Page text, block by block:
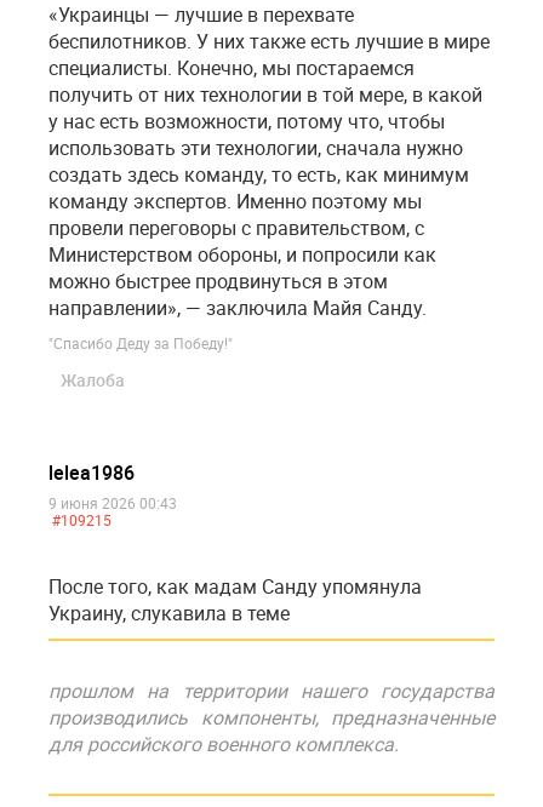
«Украинцы — лучшие в перехвате
беспилотников. У них также есть лучшие в мире
специалисты. Конечно, мы постараемся
получить от них технологии в той мере, в какой
у нас есть возможности, потому что, чтобы
использовать эти технологии, сначала нужно
создать здесь команду, то есть, как минимум
команду экспертов. Именно поэтому мы
провели переговоры с правительством, с
Министерством обороны, и попросили как
можно быстрее продвинуться в этом
направлении», — заключила Майя Санду.
"Спасибо Деду за Победу!"
Жалоба
lelea1986
9 июня 2026 00:43
#109215
После того, как мадам Санду упомянула
Украину, слукавила в теме
прошлом на территории нашего государства
производились компоненты, предназначенные
для российского военного комплекса.